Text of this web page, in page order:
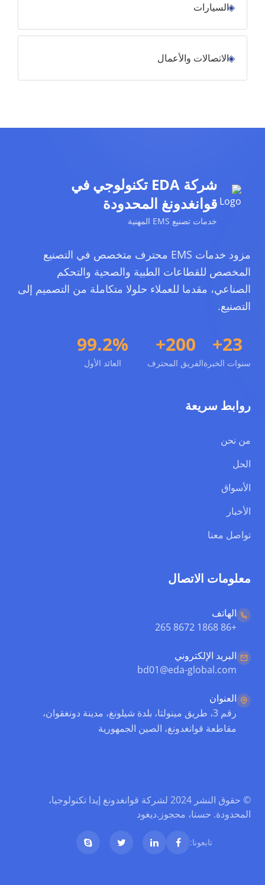
السيارات
الاتصالات والأعمال
شركة EDA تكنولوجي في
قوانغدونغ المحدودة
خدمات تصنيع EMS المهنية
مزود خدمات EMS محترف متخصص في التصنيع
المخصص للقطاعات الطبية والصحية والتحكم
الصناعي، مقدما للعملاء حلولا متكاملة من التصميم إلى
التصنيع.
23+
سنوات الخبرة
200+
الفريق المحترف
99.2%
العائد الأول
روابط سريعة
من نحن
الحل
الأسواق
الأخبار
تواصل معنا
معلومات الاتصال
الهاتف
+86 1868 8672 265
البريد الإلكتروني
bd01@eda-global.com
العنوان
رقم 3، طريق مينولتا، بلدة شيلونغ، مدينة دونغقوان،
مقاطعة قوانغدونغ، الصين الجمهورية
© حقوق النشر 2024 لشركة قوانغدونغ إيدا تكنولوجيا،
المحدودة. حسنا، محجوز.ديغود
تابعونا: